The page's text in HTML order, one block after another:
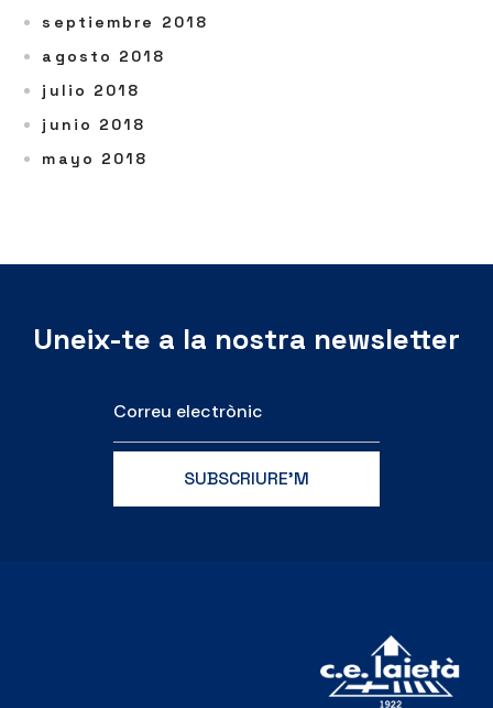
septiembre 2018
agosto 2018
julio 2018
junio 2018
mayo 2018
Uneix-te a la nostra newsletter